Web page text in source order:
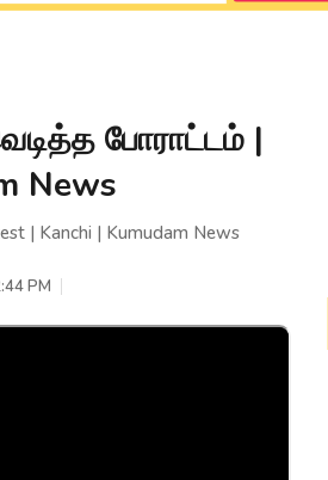
போராட்டம் |
News
| Kanchi | Kumudam News
PM